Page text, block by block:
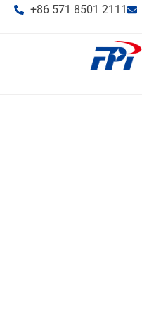
+86 571 8501 2111